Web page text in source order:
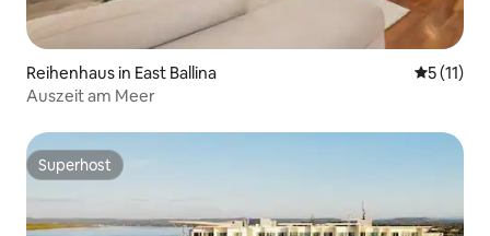
Reihenhaus in East Ballina
5 (11)
Auszeit am Meer
Superhost
Superhost